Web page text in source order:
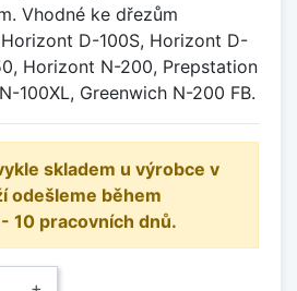
Vhodné ke dřezům
D-100S, Horizont D-
Horizont N-200, Prepstation
100XL, Greenwich N-200 FB.
skladem u výrobce v
odešleme během
10 pracovních dnů.